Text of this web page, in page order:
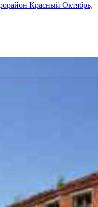
Красный Октябрь,